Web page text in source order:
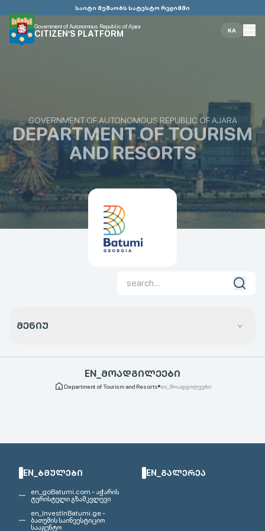
საიტი მუშაობს სატესტო რეჟიმში
Government of Autonomous Republic of Ajara
CITIZEN'S PLATFORM KA
GOVERNMENT OF AUTONOMOUS REPUBLIC OF AJARA
DEPARTMENT OF TOURISM
AND RESORTS
ᲛᲔᲜᲘᲣ
EN_ᲛᲝᲐᲓᲒᲘᲚᲔᲔᲑᲘ
Department of Tourism and Resorts en_მოადგილეები
EN_ᲑᲛᲣᲚᲔᲑᲘ
en_goBatumi.com - აჭარის
ტურისტული გზამკვლევი
en_InvestInBatumi.ge -
ბათუმის საინვესტიციო
სააგენტო
EN_ᲒᲐᲚᲔᲠᲔᲐ